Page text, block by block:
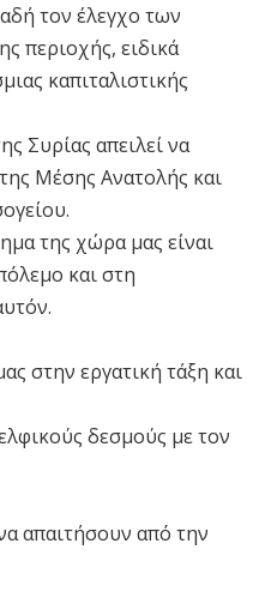
τον έλεγχο των
περιοχής, ειδικά
καπιταλιστικής
Συρίας απειλεί να
Μέσης Ανατολής και
της χώρα μας είναι
και στη
στην εργατική τάξη και
δεσμούς με τον
απαιτήσουν από την